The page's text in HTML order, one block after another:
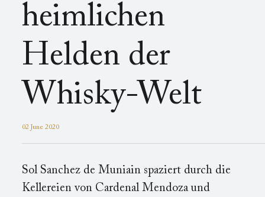
heimlichen
Helden der
Whisky-Welt
02 June 2020
Sol Sanchez de Muniain spaziert durch die
Kellereien von Cardenal Mendoza und